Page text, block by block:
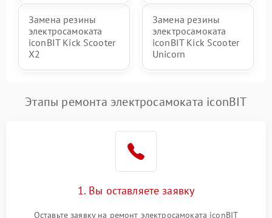
Замена резины
электросамоката
iconBIT Kick Scooter
X2
Замена резины
электросамоката
iconBIT Kick Scooter
Unicorn
Этапы ремонта электросамоката iconBIT
1. Вы оставляете заявку
Оставьте заявку на ремонт электросамоката iconBIT